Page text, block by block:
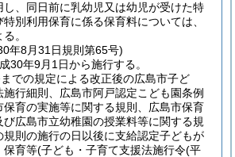
し、同日前に乳幼児又は幼児が受けた特
別利用保育に係る保育料については、
。
年8月31日規則第65号)
30年9月1日から施行する。
での規定による改正後の広島市子ど
施行細則、広島市阿戸認定こども園条例
保育の実施等に関する規則、広島市保育
び広島市立幼稚園の授業料等に関する規
規則の施行の日以後に支給認定子どもが
保育等(子ども・子育て支援法施行令(平